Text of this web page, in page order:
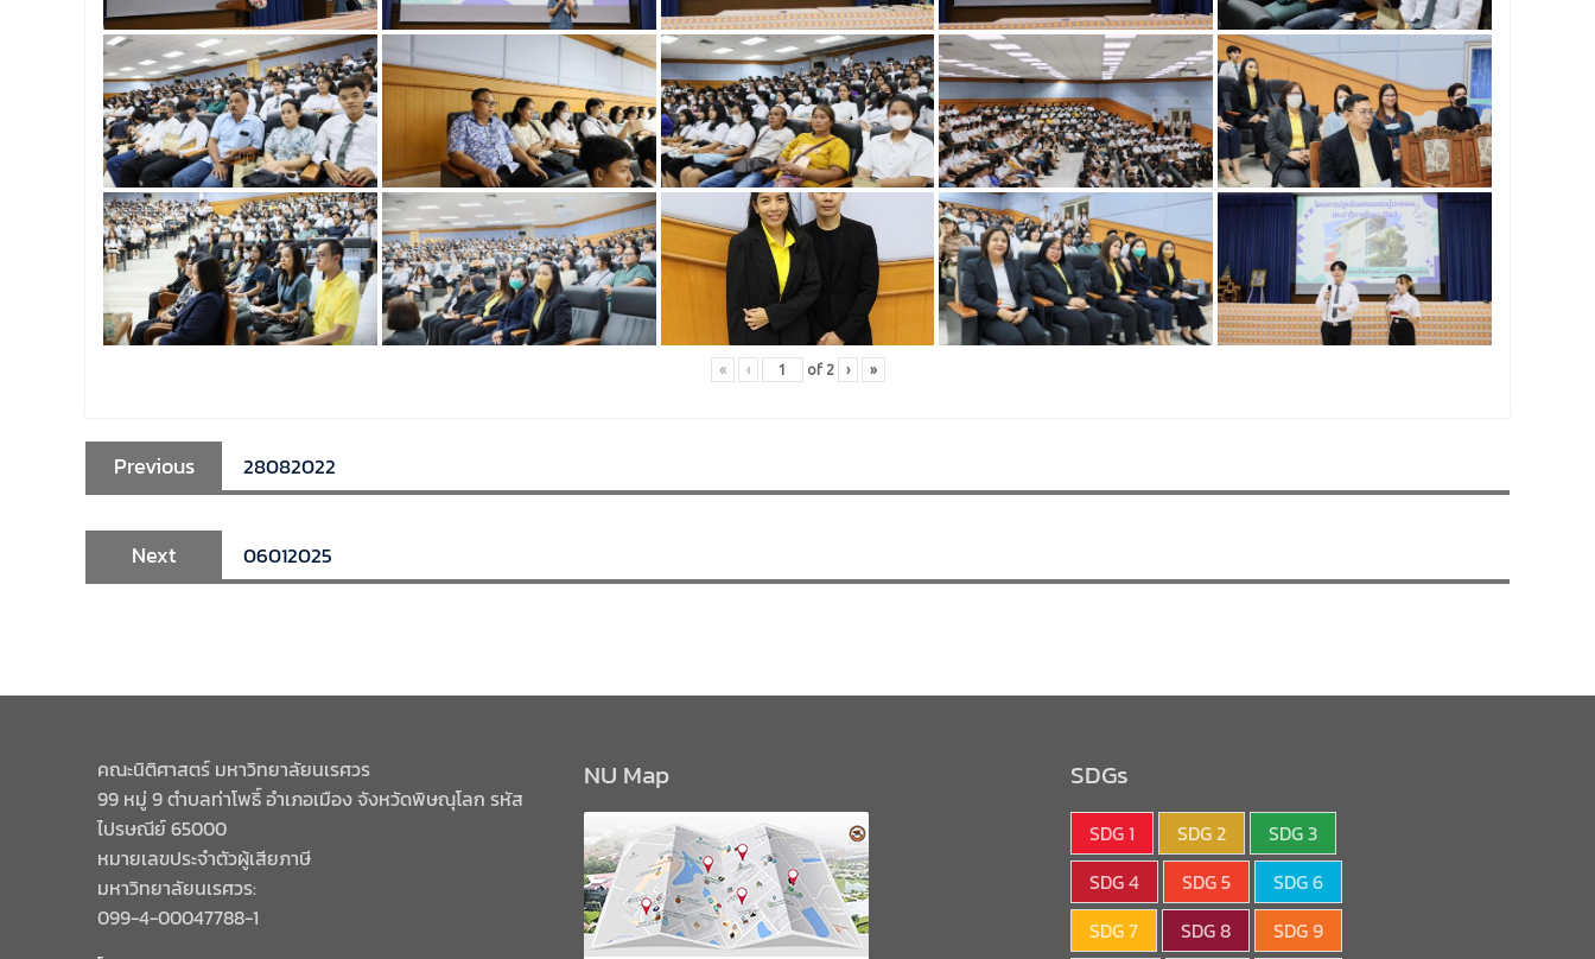
« ‹ of 2 › »
Previous 28082022
Next 06012025
คณะนิติศาสตร์ มหาวิทยาลัยนเรศวร
99 หมู่ 9 ตำบลท่าโพธิ์ อำเภอเมือง จังหวัดพิษณุโลก รหัส
ไปรษณีย์ 65000
หมายเลขประจำตัวผู้เสียภาษี
มหาวิทยาลัยนเรศวร:
099-4-00047788-1
NU Map SDGs
SDG 1 SDG 2
SDG 3
SDG 4
SDG 5
SDG 6
SDG 7
SDG 8 SDG 9